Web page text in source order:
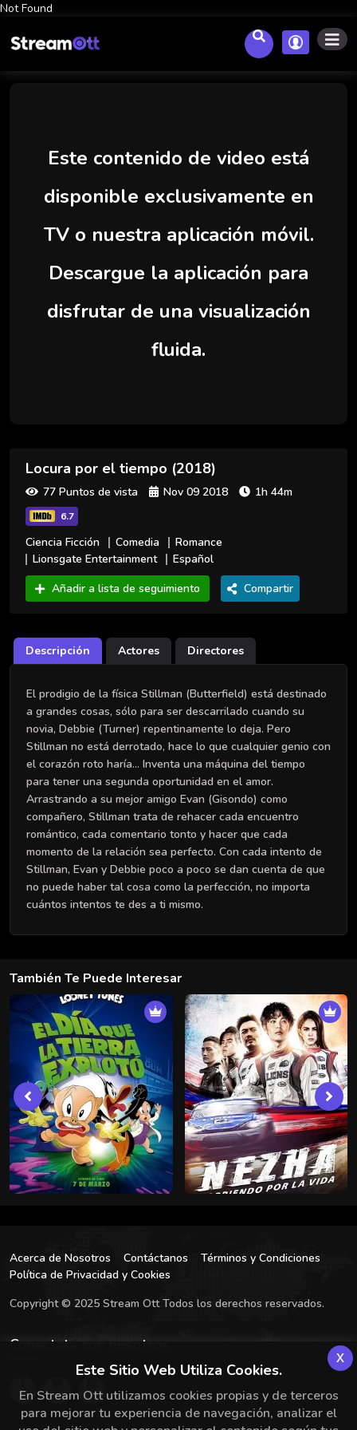
Not Found
Este contenido de video está
disponible exclusivamente en
TV o nuestra aplicación móvil.
Descargue la aplicación para
disfrutar de una visualización
fluida.
Locura por el tiempo (2018)
77 Puntos de vista Nov 09 2018 1h 44m
6.7
Ciencia Ficción Comedia
Romance
Lionsgate Entertainment
Español
Añadir a lista de seguimiento
Compartir
Descripción Actores Directores
El prodigio de la física Stillman (Butterfield) está destinado
a grandes cosas, sólo para ser descarrilado cuando su
novia, Debbie (Turner) repentinamente lo deja. Pero
Stillman no está derrotado, hace lo que cualquier genio con
el corazón roto haría... Inventa una máquina del tiempo
para tener una segunda oportunidad en el amor.
Arrastrando a su mejor amigo Evan (Gisondo) como
compañero, Stillman trata de rehacer cada encuentro
romántico, cada comentario tonto y hacer que cada
momento de la relación sea perfecto. Con cada intento de
Stillman, Evan y Debbie poco a poco se dan cuenta de que
no puede haber tal cosa como la perfección, no importa
cuántos intentos te des a ti mismo.
También Te Puede Interesar
Acerca de Nosotros Contáctanos
Términos y Condiciones
Política de Privacidad y Cookies
Copyright © 2025 Stream Ott Todos los derechos reservados.
Conectate con nosotros
Este Sitio Web Utiliza Cookies.
En Stream Ott utilizamos cookies propias y de terceros
para mejorar tu experiencia de navegación, analizar el
x